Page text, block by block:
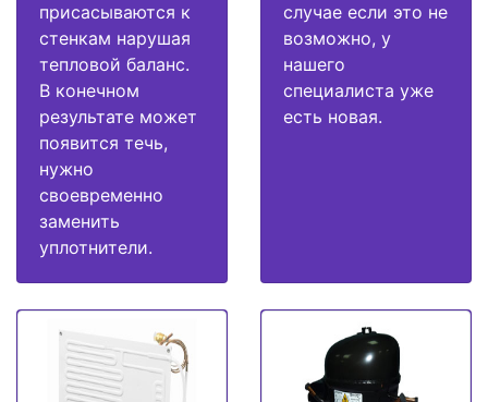
присасываются к
стенкам нарушая
тепловой баланс.
В конечном
результате может
появится течь,
нужно
своевременно
заменить
уплотнители.
случае если это не
возможно, у
нашего
специалиста уже
есть новая.